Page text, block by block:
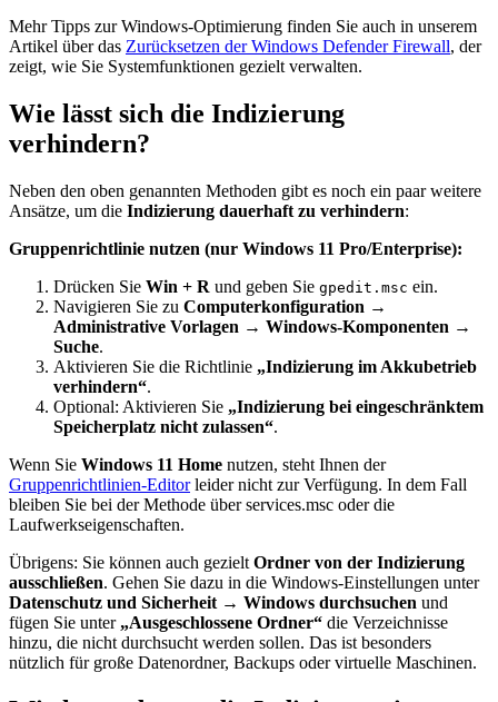
Mehr Tipps zur Windows-Optimierung finden Sie auch in unserem
Artikel über das Zurücksetzen der Windows Defender Firewall, der
zeigt, wie Sie Systemfunktionen gezielt verwalten.
Wie lässt sich die Indizierung
verhindern?
Neben den oben genannten Methoden gibt es noch ein paar weitere
Ansätze, um die Indizierung dauerhaft zu verhindern:
Gruppenrichtlinie nutzen (nur Windows 11 Pro/Enterprise):
Drücken Sie Win + R und geben Sie gpedit.msc ein.
Navigieren Sie zu Computerkonfiguration →
Administrative Vorlagen → Windows-Komponenten →
Suche.
Aktivieren Sie die Richtlinie „Indizierung im Akkubetrieb
verhindern“.
Optional: Aktivieren Sie „Indizierung bei eingeschränktem
Speicherplatz nicht zulassen“.
Wenn Sie Windows 11 Home nutzen, steht Ihnen der
Gruppenrichtlinien-Editorleider nicht zur Verfügung. In dem Fall
bleiben Sie bei der Methode über services.msc oder die
Laufwerkseigenschaften.
Übrigens: Sie können auch gezielt Ordner von der Indizierung
ausschließen. Gehen Sie dazu in die Windows-Einstellungen unter
Datenschutz und Sicherheit → Windows durchsuchen und
fügen Sie unter „Ausgeschlossene Ordner“ die Verzeichnisse
hinzu, die nicht durchsucht werden sollen. Das ist besonders
nützlich für große Datenordner, Backups oder virtuelle Maschinen.